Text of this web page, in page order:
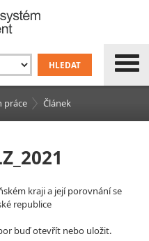
práce Článek
kraji a její porovnání se
republice
buď otevřít nebo uložit.